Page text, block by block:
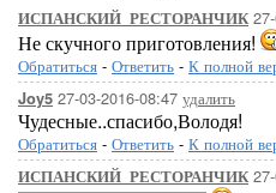
ИСПАНСКИЙ_РЕСТОРАНЧИК27-
Не скучного приготовления!
Обратиться - Ответить - К полной
Joy5 27-03-2016-08:47 удалить
Чудесные..спасибо,Володя!
Обратиться - Ответить - К полной
ИСПАНСКИЙ_РЕСТОРАНЧИК27-